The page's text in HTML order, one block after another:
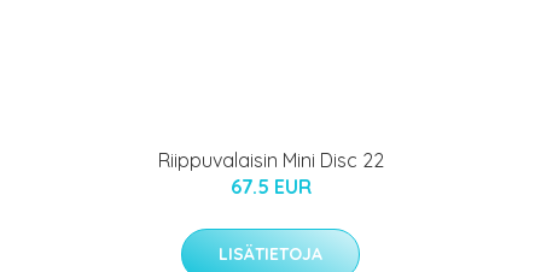
Riippuvalaisin Mini Disc 22
67.5 EUR
LISÄTIETOJA